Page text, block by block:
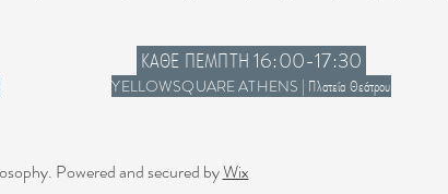
ΚΑΘΕ ΠΕΜΠΤΗ 16:00-17:30
YELLOWSQUARE ATHENS | Πλατεία Θεάτρου
Powered and secured byWix